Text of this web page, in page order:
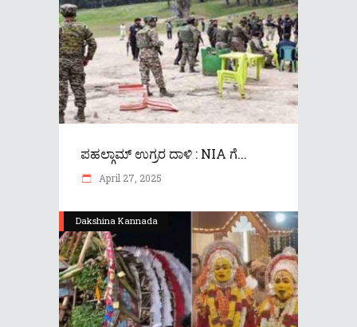
ಪಹಲ್ಗಾಮ್‌ ಉಗ್ರರ ದಾಳಿ : NIA ಗೆ...
April 27, 2025
Dakshina Kannada